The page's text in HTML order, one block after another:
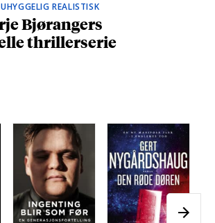
REALISTISK
Bjørangers
thrillerserie